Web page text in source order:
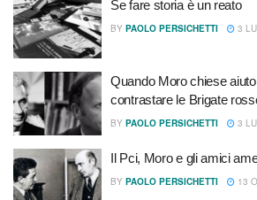
Se fare storia è un reato
BY PAOLO PERSICHETTI 3
Quando Moro chiese
contrastare le Brigate
BY PAOLO PERSICHETTI 3
Il Pci, Moro e gli amici
BY PAOLO PERSICHETTI 13